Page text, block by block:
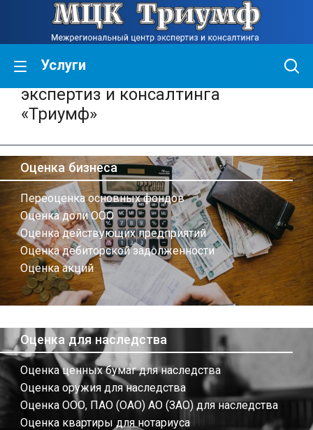
Услуги
Межрегиональный центр
экспертиз и консалтинга
«Триумф»
Оценка бизнеса
Переоценка основных фондов
Оценка доли ООО
Оценка действующих предприятий
Оценка дебиторской задолженности
Оценка акций
Оценка для наследства
Оценка ценных бумаг для наследства
Оценка оружия для наследства
Оценка ООО, ПАО (ОАО) АО (ЗАО) для наследства
Оценка квартиры для нотариуса